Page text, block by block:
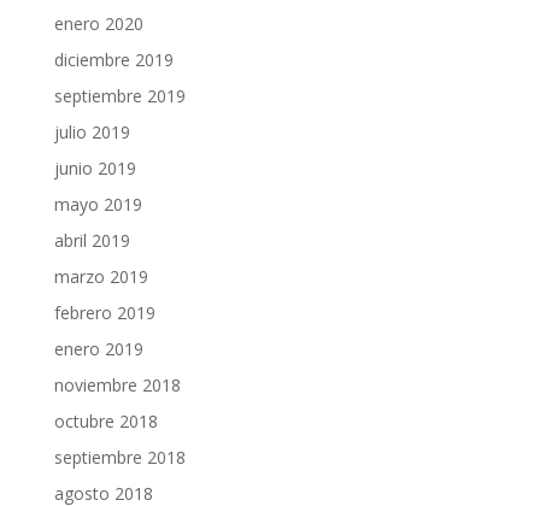
enero 2020
diciembre 2019
septiembre 2019
julio 2019
junio 2019
mayo 2019
abril 2019
marzo 2019
febrero 2019
enero 2019
noviembre 2018
octubre 2018
septiembre 2018
agosto 2018